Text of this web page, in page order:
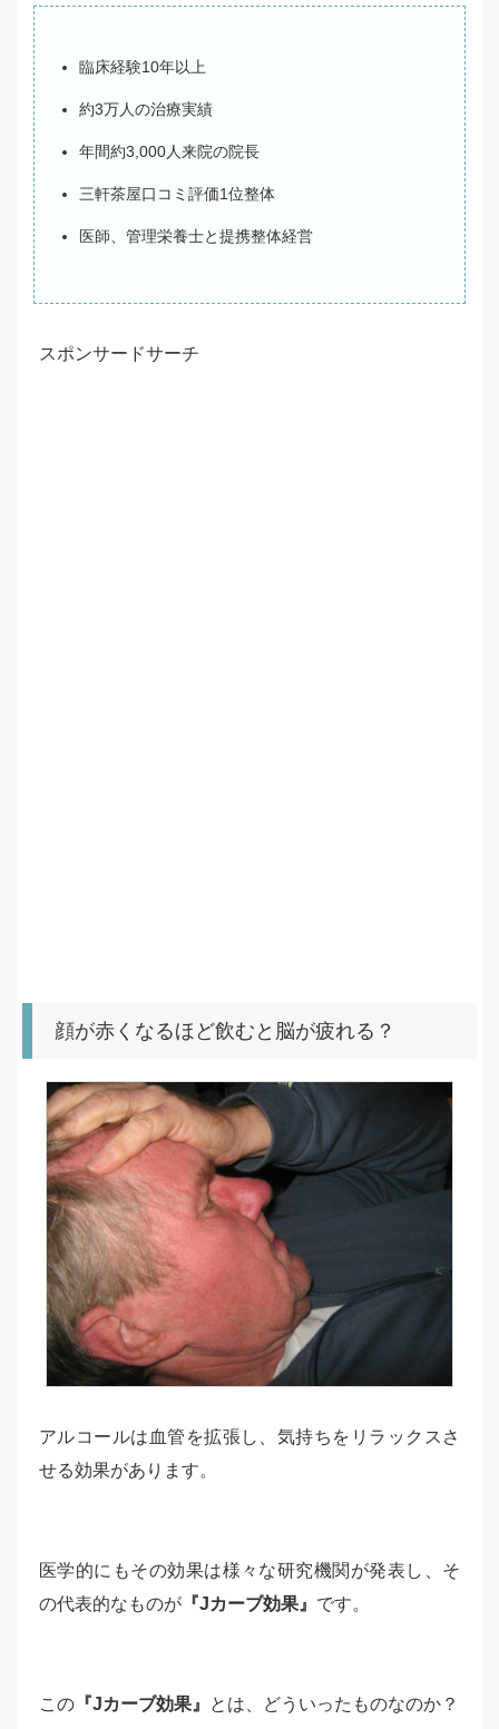
臨床経験10年以上
約3万人の治療実績
年間約3,000人来院の院長
三軒茶屋口コミ評価1位整体
医師、管理栄養士と提携整体経営
スポンサードサーチ
顔が赤くなるほど飲むと脳が疲れる？
アルコールは血管を拡張し、気持ちをリラックスさ
せる効果があります。
医学的にもその効果は様々な研究機関が発表し、そ
の代表的なものが 『Jカーブ効果』 です。
この 『Jカーブ効果』 とは、どういったものなのか？